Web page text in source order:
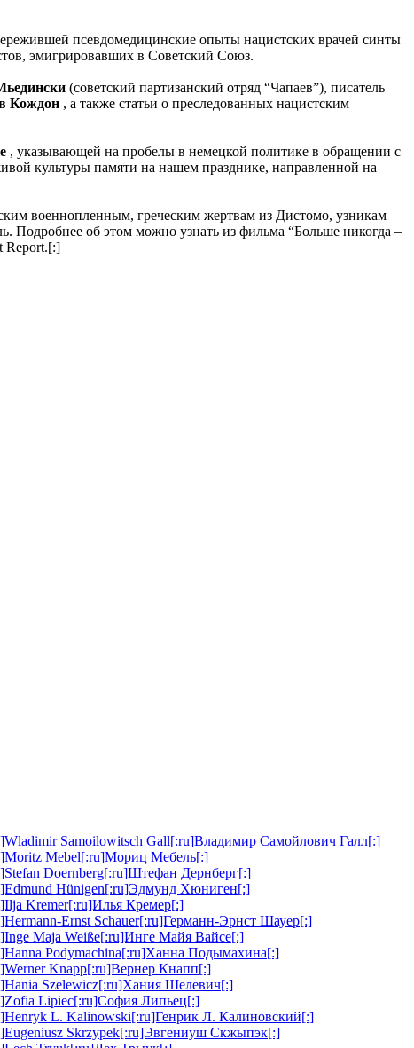
псевдомедицинские опыты нацистских врачей синты
эмигрировавших в Советский Союз.
(советский партизанский отряд “Чапаев”), писатель
Кождон , а также статьи о преследованных нацистским
, указывающей на пробелы в немецкой политике в обращении с
культуры памяти на нашем празднике, направленной на
военнопленным, греческим жертвам из Дистомо, узникам
Подробнее об этом можно узнать из фильма “Больше никогда –
Report.[:]
Samoilowitsch Gall[:ru]Владимир Самойлович Галл[:]
Mebel[:ru]Мориц Мебель[:]
Doernberg[:ru]Штефан Дернберг[:]
Hünigen[:ru]Эдмунд Хюниген[:]
Kremer[:ru]Илья Кремер[:]
Ernst Schauer[:ru]Германн-Эрнст Шауер[:]
Maja Weiße[:ru]Инге Майя Вайсе[:]
Podymachina[:ru]Ханна Подымахина[:]
Knapp[:ru]Вернер Кнапп[:]
Szelewicz[:ru]Хания Шелевич[:]
Lipiec[:ru]София Липьец[:]
L. Kalinowski[:ru]Генрик Л. Калиновский[:]
Skrzypek[:ru]Эвгениуш Скжыпэк[:]